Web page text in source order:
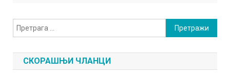
Претрага
за:
СКОРАШЊИ ЧЛАНЦИ